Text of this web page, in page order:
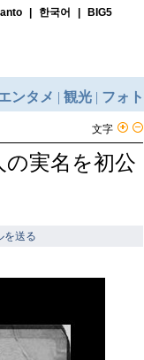
文字
の実名を初公
を送る